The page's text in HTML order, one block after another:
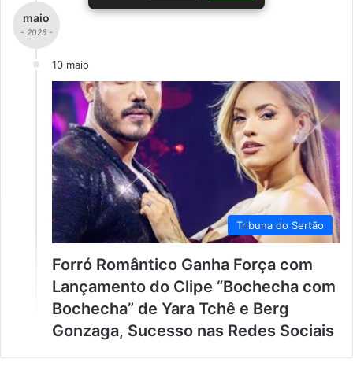
maio
- 2025 -
10 maio
Tribuna do Sertão
Forró Romântico Ganha Força com
Lançamento do Clipe “Bochecha com
Bochecha” de Yara Tchê e Berg
Gonzaga, Sucesso nas Redes Sociais